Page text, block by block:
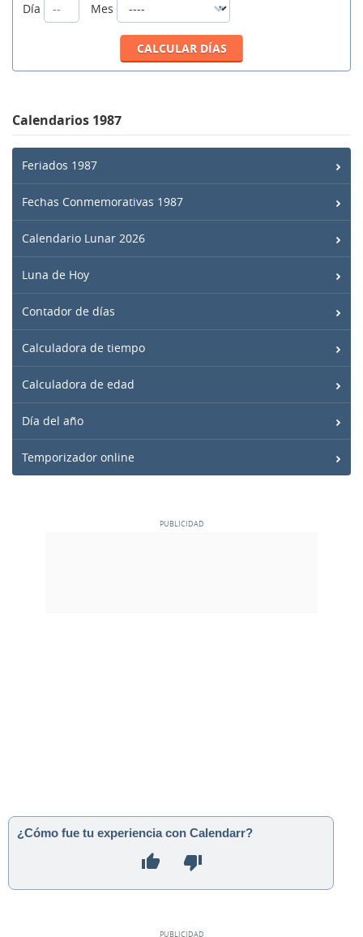
Día
Mes
Calendarios 1987
Feriados 1987
Fechas Conmemorativas 1987
Calendario Lunar 2026
Luna de Hoy
Contador de días
Calculadora de tiempo
Calculadora de edad
Día del año
Temporizador online
¿Cómo fue tu experiencia con Calendarr?